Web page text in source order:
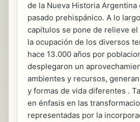
de la Nueva Historia Argentina
pasado prehispánico. A lo
capítulos se pone de relieve
la ocupación de los diversos
hace 13.000 años por
desplegaron un
ambientes y recursos,
y formas de vida diferentes .
en énfasis en las
representadas por la